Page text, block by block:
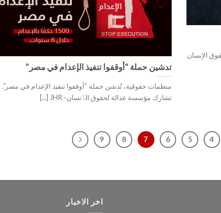
الإنسان
تدشين حملة “أوقفوا تنفيذ الإعدام في مصر”
منظمات حقوقية، تُدشن حملة “أوقفوا تنفيذ الإعدام في مصر”.
تشارك مؤسسة عدالة لحقوق الٱنسان- JHR [...]
4
5
6
7
8
9
اخر الاخبار